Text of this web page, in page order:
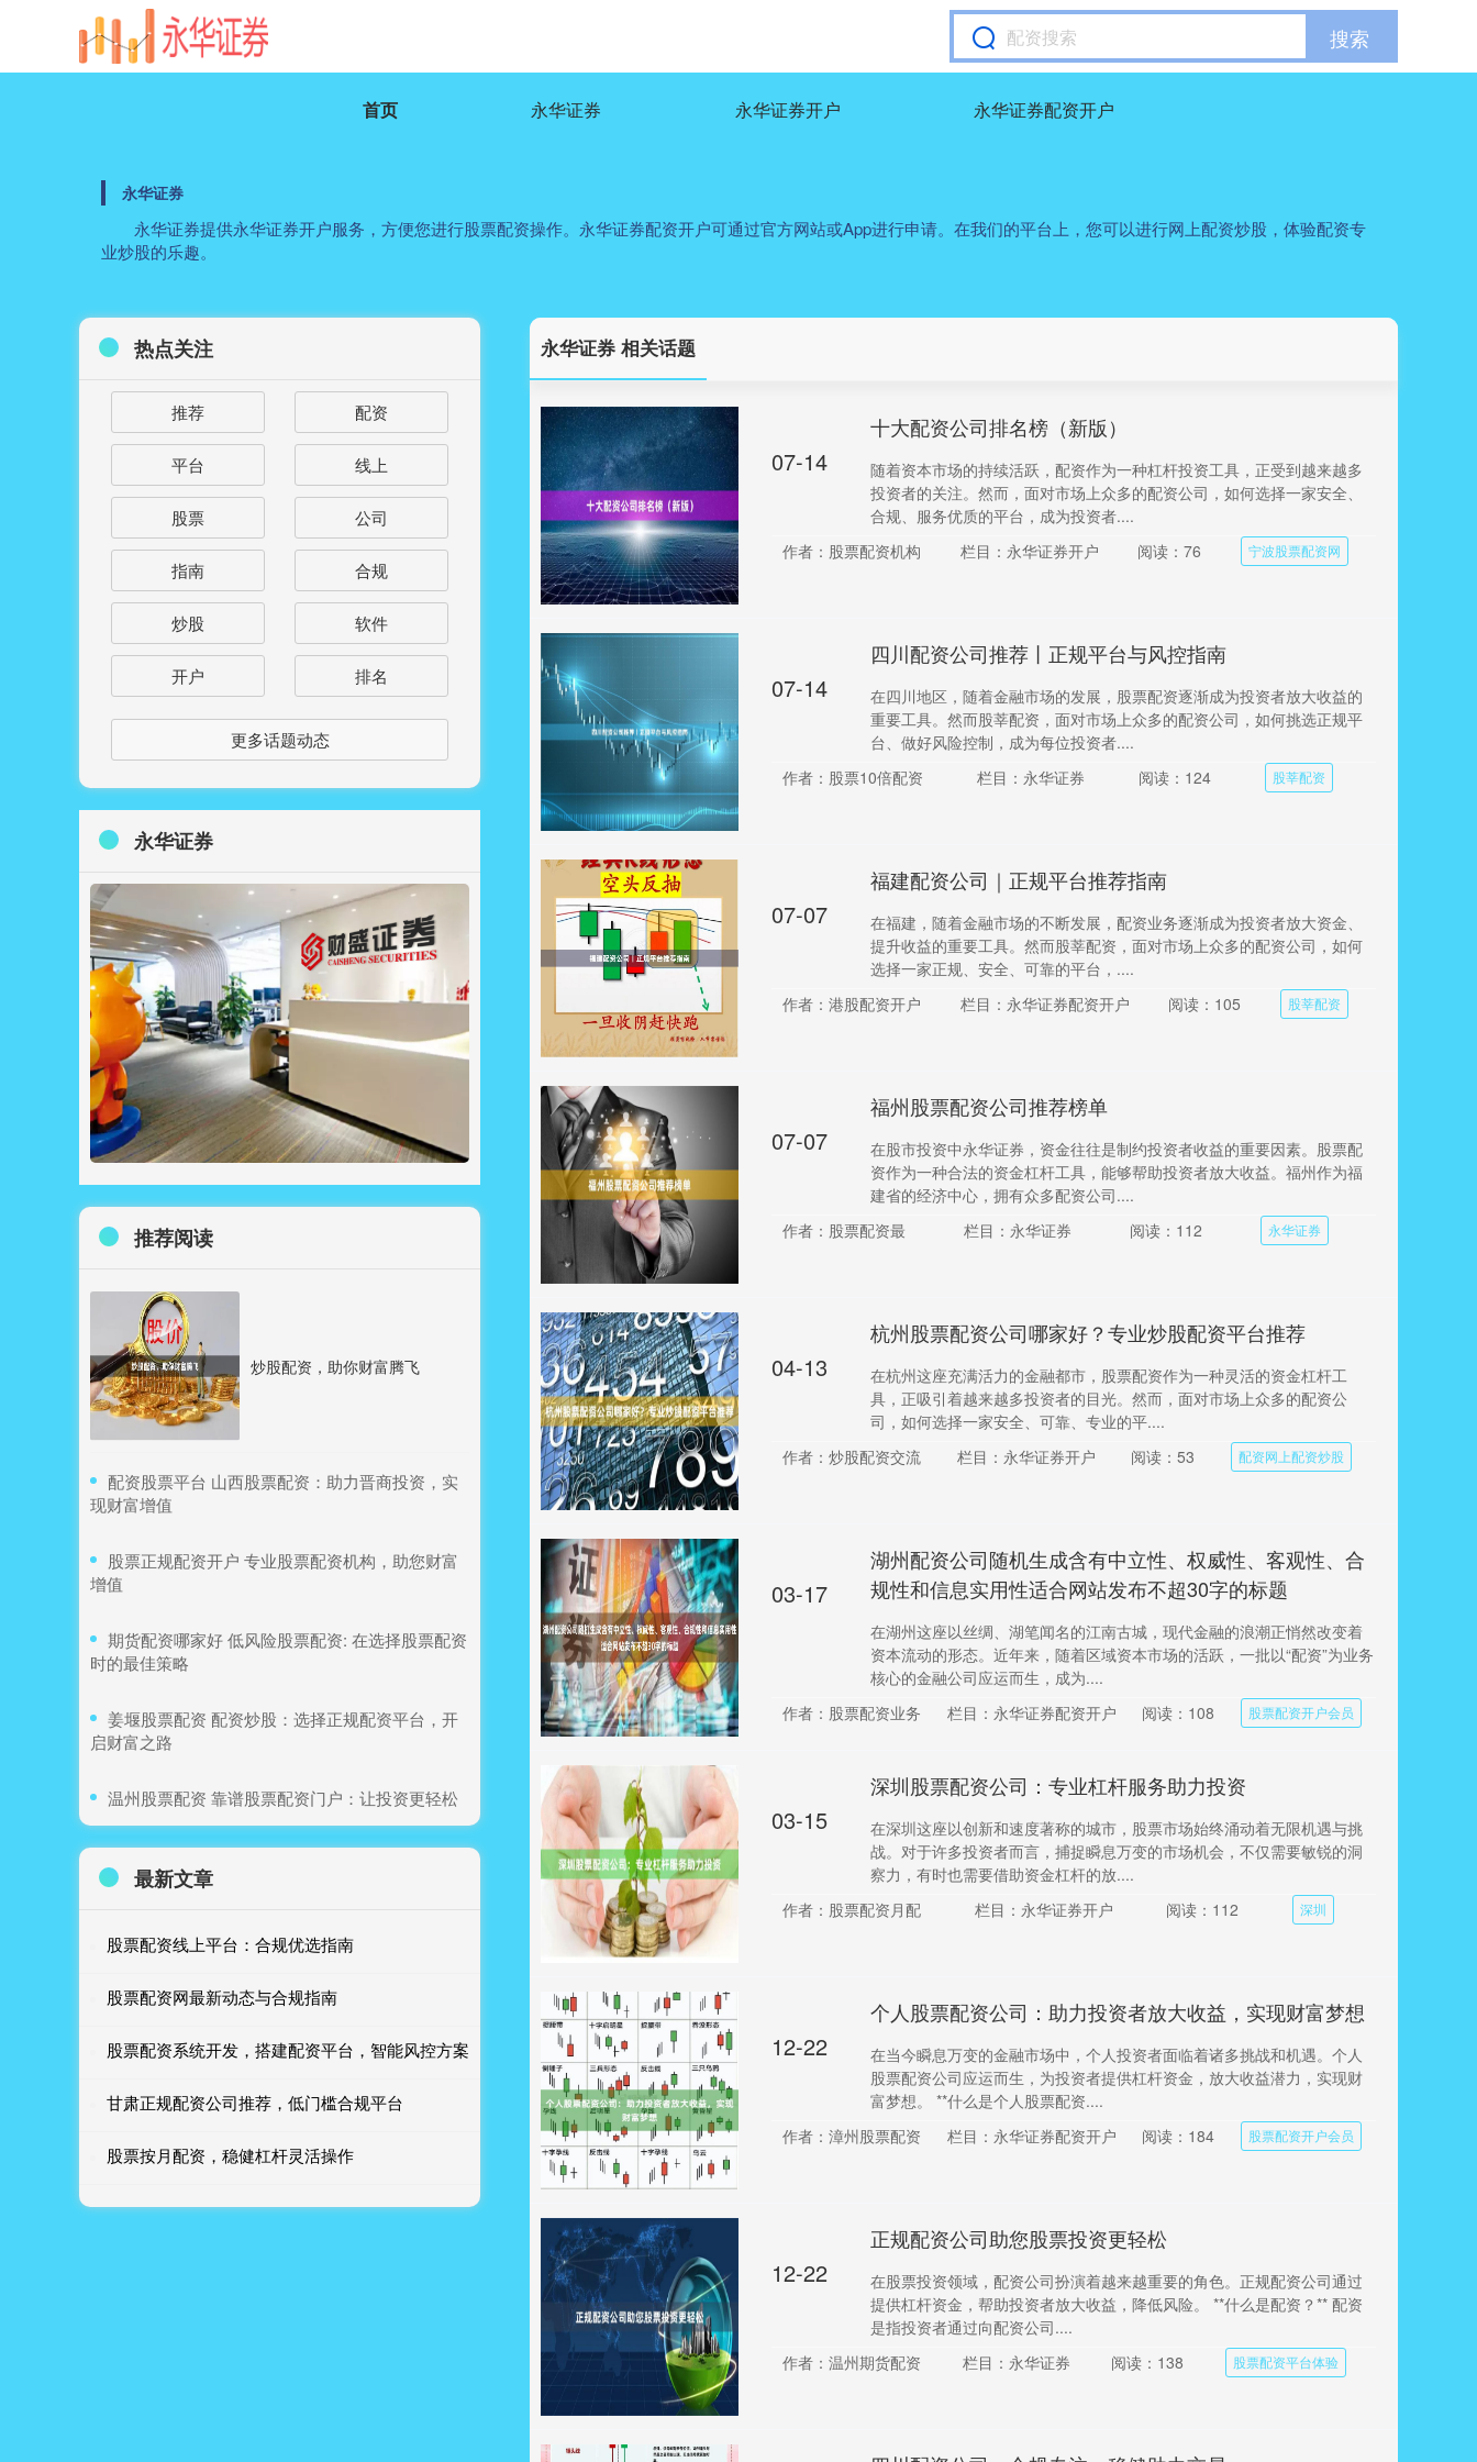
搜索
首页 永华证券 永华证券开户 永华证券配资开户
永华证券
永华证券提供永华证券开户服务，方便您进行股票配资操作。永华证券配资开户可通过官方网站或App进行申请。在我们的平台上，您可以进行网上配资炒股，体验配资专
业炒股的乐趣。
永华证券 相关话题
07-14
十大配资公司排名榜（新版）
随着资本市场的持续活跃，配资作为一种杠杆投资工具，正受到越来越多
投资者的关注。然而，面对市场上众多的配资公司，如何选择一家安全、
合规、服务优质的平台，成为投资者....
作者：股票配资机构
栏目：永华证券开户 阅读：76 宁波股票配资网
07-14
四川配资公司推荐丨正规平台与风控指南
在四川地区，随着金融市场的发展，股票配资逐渐成为投资者放大收益的
重要工具。然而股莘配资，面对市场上众多的配资公司，如何挑选正规平
台、做好风险控制，成为每位投资者....
作者：股票10倍配资
栏目：永华证券 阅读：124 股莘配资
07-07
福建配资公司｜正规平台推荐指南
在福建，随着金融市场的不断发展，配资业务逐渐成为投资者放大资金、
提升收益的重要工具。然而股莘配资，面对市场上众多的配资公司，如何
选择一家正规、安全、可靠的平台，....
作者：港股配资开户
栏目：永华证券配资开户 阅读：105 股莘配资
07-07
福州股票配资公司推荐榜单
在股市投资中永华证券，资金往往是制约投资者收益的重要因素。股票配
资作为一种合法的资金杠杆工具，能够帮助投资者放大收益。福州作为福
建省的经济中心，拥有众多配资公司....
作者：股票配资最
栏目：永华证券 阅读：112 永华证券
04-13
杭州股票配资公司哪家好？专业炒股配资平台推荐
在杭州这座充满活力的金融都市，股票配资作为一种灵活的资金杠杆工
具，正吸引着越来越多投资者的目光。然而，面对市场上众多的配资公
司，如何选择一家安全、可靠、专业的平....
作者：炒股配资交流
栏目：永华证券开户 阅读：53 配资网上配资炒股
03-17
湖州配资公司随机生成含有中立性、权威性、客观性、合
规性和信息实用性适合网站发布不超30字的标题
在湖州这座以丝绸、湖笔闻名的江南古城，现代金融的浪潮正悄然改变着
资本流动的形态。近年来，随着区域资本市场的活跃，一批以“配资”为业务
核心的金融公司应运而生，成为....
作者：股票配资业务
栏目：永华证券配资开户 阅读：108 股票配资开户会员
03-15
深圳股票配资公司：专业杠杆服务助力投资
在深圳这座以创新和速度著称的城市，股票市场始终涌动着无限机遇与挑
战。对于许多投资者而言，捕捉瞬息万变的市场机会，不仅需要敏锐的洞
察力，有时也需要借助资金杠杆的放....
作者：股票配资月配
栏目：永华证券开户 阅读：112 深圳
12-22
个人股票配资公司：助力投资者放大收益，实现财富梦想
在当今瞬息万变的金融市场中，个人投资者面临着诸多挑战和机遇。个人
股票配资公司应运而生，为投资者提供杠杆资金，放大收益潜力，实现财
富梦想。 **什么是个人股票配资....
作者：漳州股票配资
栏目：永华证券配资开户 阅读：184 股票配资开户会员
12-22
正规配资公司助您股票投资更轻松
在股票投资领域，配资公司扮演着越来越重要的角色。正规配资公司通过
提供杠杆资金，帮助投资者放大收益，降低风险。 **什么是配资？** 配资
是指投资者通过向配资公司....
作者：温州期货配资
栏目：永华证券 阅读：138 股票配资平台体验
热点关注
推荐 配资
平台 线上
股票 公司
指南 合规
炒股 软件
开户 排名
更多话题动态
永华证券
推荐阅读
炒股配资，助你财富腾飞
​配资股票平台 山西股票配资：助力晋商投资，实
现财富增值
​股票正规配资开户 专业股票配资机构，助您财富
增值
​期货配资哪家好 低风险股票配资: 在选择股票配资
时的最佳策略
​姜堰股票配资 配资炒股：选择正规配资平台，开
启财富之路
​温州股票配资 靠谱股票配资门户：让投资更轻松
最新文章
股票配资线上平台：合规优选指南
股票配资网最新动态与合规指南
股票配资系统开发，搭建配资平台，智能风控方案
甘肃正规配资公司推荐，低门槛合规平台
股票按月配资，稳健杠杆灵活操作